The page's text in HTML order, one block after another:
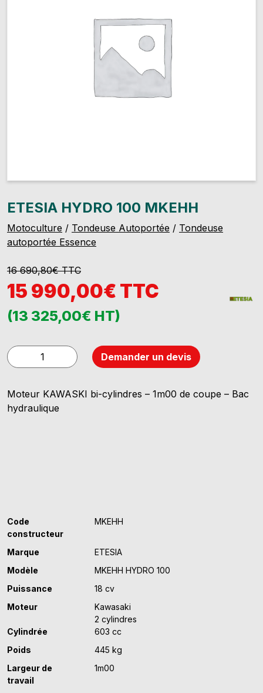
ETESIA HYDRO 100 MKEHH
Motoculture / Tondeuse Autoportée / Tondeuse
autoportée Essence
16 690,80€ TTC
15 990,00€ TTC
(13 325,00€ HT)
quantité
de
HYDRO
100
Demander un devis
Moteur KAWASKI bi-cylindres – 1m00 de coupe – Bac
hydraulique
Code
constructeur
MKEHH
Marque
ETESIA
Modèle
MKEHH HYDRO 100
Puissance
18 cv
Moteur
Kawasaki
2 cylindres
Cylindrée
603 cc
Poids
445 kg
Largeur de
travail
1m00